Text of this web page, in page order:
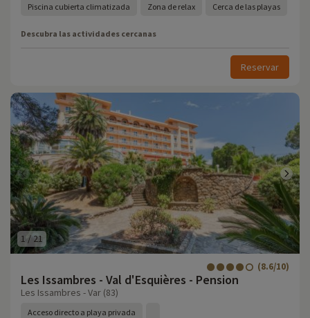
Piscina cubierta climatizada Zona de relax Cerca de las playas
Descubra las actividades cercanas
Reservar
1 /21
Les Issambres - Val d'Esquières - Pension
(8.6/10)
Les Issambres - Var (83)
Acceso directo a playa privada